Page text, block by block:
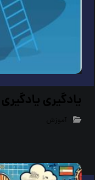
یادگیری یادگیری